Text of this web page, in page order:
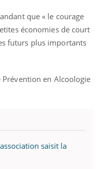
que « le courage
économies de court
futurs plus importants
Prévention en Alcoologie
saisit la